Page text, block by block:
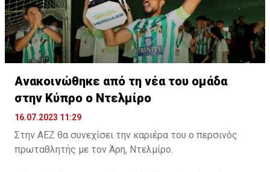
Ανακοινώθηκε από τη νέα του ομάδα
στην Κύπρο ο Ντελμίρο
16.07.2023 11:29
Στην ΑΕΖ θα συνεχίσει την καριέρα του ο περσινός
πρωταθλητής με τον Άρη, Ντελμίρο.